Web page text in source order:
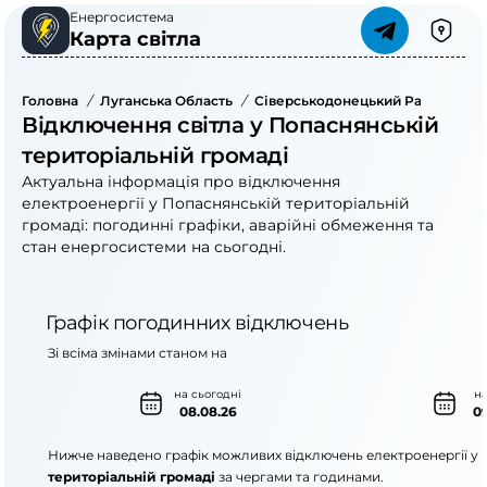
Енергосистема
Карта світла
Головна / Луганська Область / Сіверськодонецький Район
Відключення світла у Попаснянській
територіальній громаді
Актуальна інформація про відключення
електроенергії у Попаснянській територіальній
громаді: погодинні графіки, аварійні обмеження та
стан енергосистеми на сьогодні.
Графік погодинних відключень
на сьогодні
08.08.26
Зі всіма змінами станом на
Нижче наведено графік можливих відключень електроенергії у
територіальній громаді за чергами та годинами.